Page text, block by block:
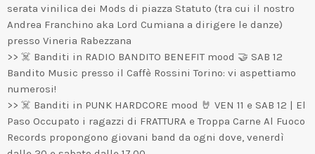
serata vinilica dei Mods di piazza Statuto (tra cui il nostro
Andrea Franchino aka Lord Cumiana a dirigere le danze)
presso Vineria Rabezzana
>> ☠️ Banditi in RADIO BANDITO BENEFIT mood 🤝 SAB 12
Bandito Music presso il Caffè Rossini Torino: vi aspettiamo
numerosi!
>> ☠️ Banditi in PUNK HARDCORE mood 🤘 VEN 11 e SAB 12 | El
Paso Occupato i ragazzi di FRATTURA e Troppa Carne Al Fuoco
Records propongono giovani band da ogni dove, venerdì